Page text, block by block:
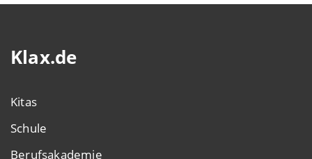
Klax.de
Kitas
Schule
Berufsakademie